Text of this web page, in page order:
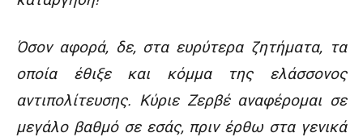
Όσον αφορά, δε, στα ευρύτερα ζητήματα, τα
οποία έθιξε και κόμμα της ελάσσονος
αντιπολίτευσης. Κύριε Ζερβέ αναφέρομαι σε
μεγάλο βαθμό σε εσάς, πριν έρθω στα γενικά